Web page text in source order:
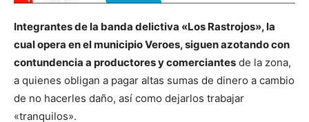
Integrantes de la banda delictiva «Los Rastrojos», la
cual opera en el municipio Veroes, siguen azotando con
contundencia a productores y comerciantes de la zona,
a quienes obligan a pagar altas sumas de dinero a cambio
de no hacerles daño, así como dejarlos trabajar
«tranquilos».